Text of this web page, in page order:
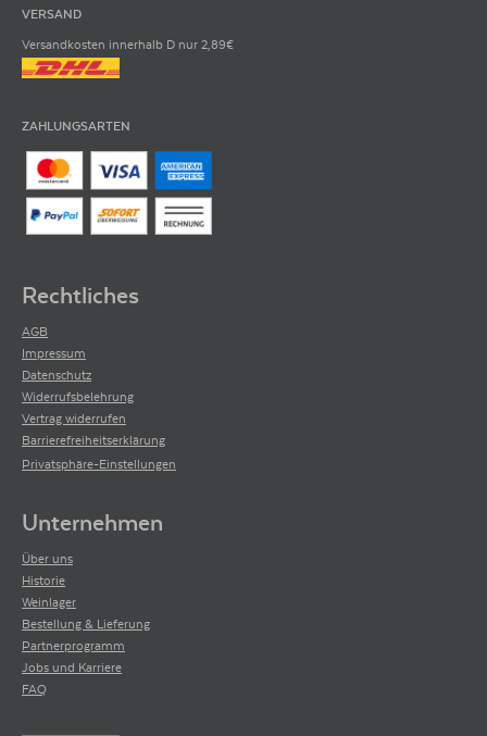
VERSAND
Versandkosten innerhalb D nur 2,89€
ZAHLUNGSARTEN
Rechtliches
AGB
Impressum
Datenschutz
Widerrufsbelehrung
Vertrag widerrufen
Barrierefreiheitserklärung
Privatsphäre-Einstellungen
Unternehmen
Über uns
Historie
Weinlager
Bestellung & Lieferung
Partnerprogramm
Jobs und Karriere
FAQ